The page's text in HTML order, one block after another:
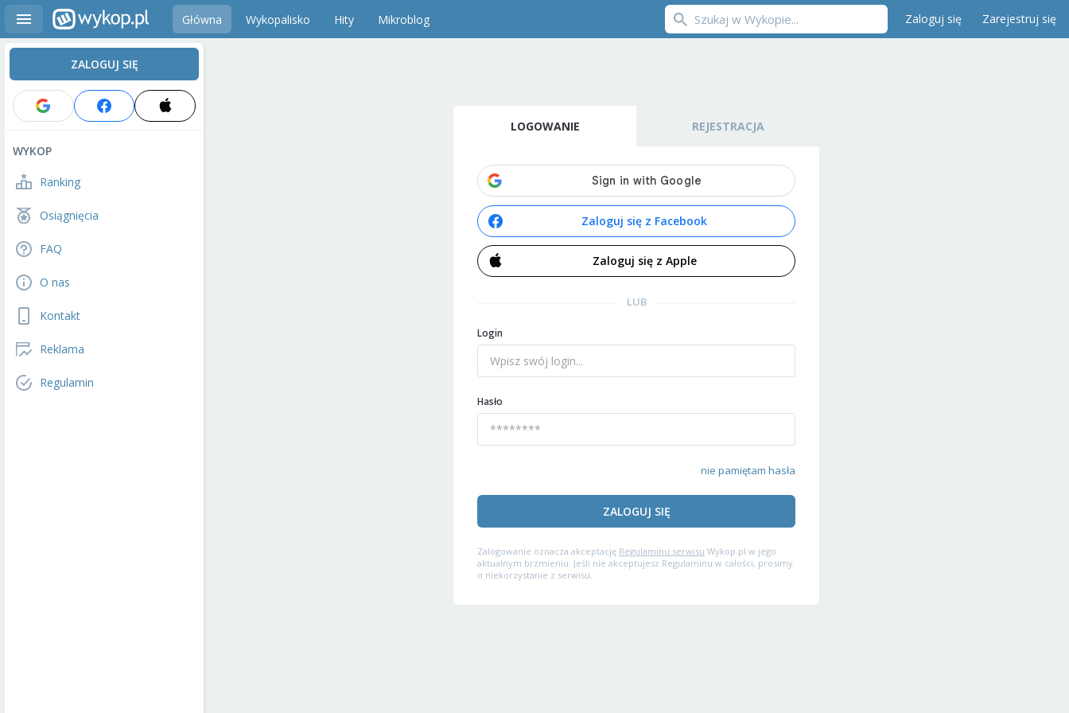
Główna Wykopalisko Hity Mikroblog Zaloguj się Zarejestruj się
ZALOGUJ SIĘ
WYKOP
Ranking
Osiągnięcia
FAQ
O nas
Kontakt
Reklama
Regulamin
LOGOWANIE REJESTRACJA
Zaloguj się z Facebook
Zaloguj się z Apple
LUB
Login
Hasło
nie pamiętam hasła
ZALOGUJ SIĘ
Zalogowanie oznacza akceptację Regulaminu serwisu Wykop.pl w jego
aktualnym brzmieniu. Jeśli nie akceptujesz Regulaminu w całości, prosimy
o niekorzystanie z serwisu.